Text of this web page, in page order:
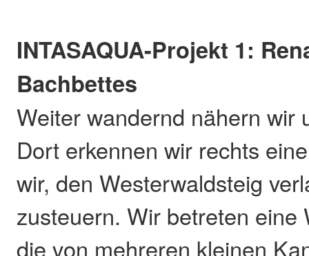
INTASAQUA-Projekt 1:
Bachbettes
Weiter wandernd nähern wir
Dort erkennen wir rechts
wir, den Westerwaldsteig
zusteuern. Wir betreten eine
die von mehreren kleinen